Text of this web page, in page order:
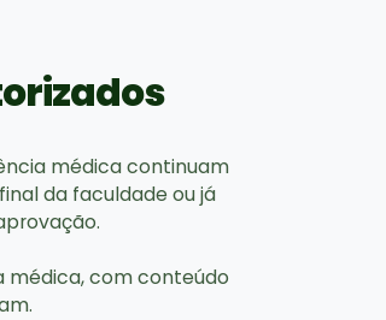
médica continuam
da faculdade ou já
médica, com conteúdo